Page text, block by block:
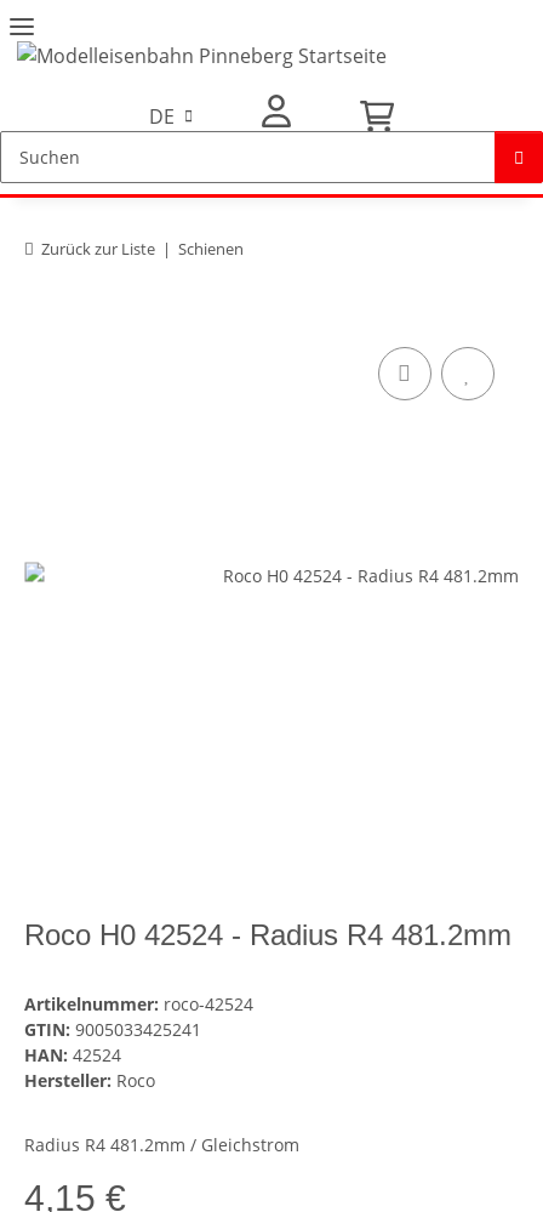
DE
Zurück zur Liste Schienen
Roco H0 42524 - Radius R4 481.2mm
Artikelnummer: roco-42524
GTIN: 9005033425241
HAN: 42524
Hersteller: Roco
Radius R4 481.2mm / Gleichstrom
4,15 €